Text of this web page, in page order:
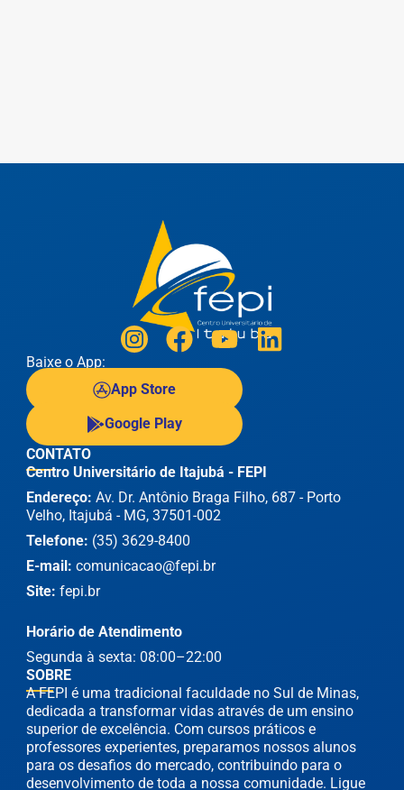
Baixe o App:
App Store
Google Play
SOBRE
A FEPI é uma tradicional faculdade no Sul de Minas,
dedicada a transformar vidas através de um ensino
superior de excelência. Com cursos práticos e
professores experientes, preparamos nossos alunos
para os desafios do mercado, contribuindo para o
desenvolvimento de toda a nossa comunidade. Ligue
CONTATO
Centro Universitário de Itajubá - FEPI
Endereço: Av. Dr. Antônio Braga Filho, 687 - Porto
Velho, Itajubá - MG, 37501-002
Telefone: (35) 3629-8400
E-mail: comunicacao@fepi.br
Site: fepi.br
Horário de Atendimento
Segunda à sexta: 08:00–22:00